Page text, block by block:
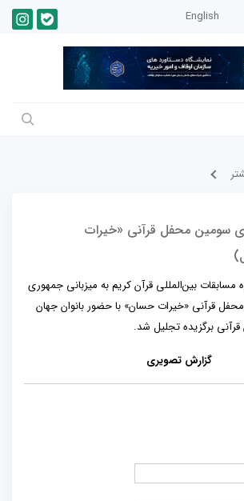
English
سومین محفل قرآنی «خیرات
مسابقات بین‌المللی قرآن کریم به میزبانی جمهوری
قرآنی «خیرات حسان» با حضور بانوان جهان
قرآنی برگزیده تجلیل شد.
گزارش تصویری